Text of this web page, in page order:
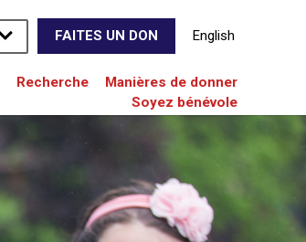
FAITES UN DON English
Recherche
Manières de donner
Soyez bénévole